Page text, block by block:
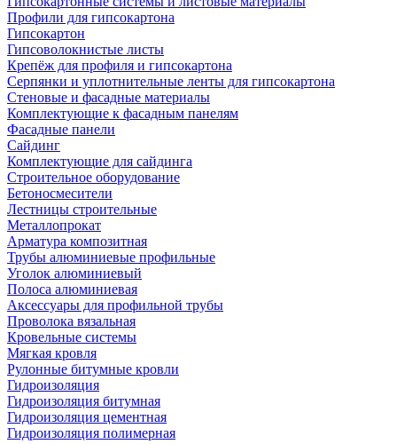
Профили для гипсокартона
Гипсокартон
Гипсоволокнистые листы
Крепёж для профиля и гипсокартона
Серпянки и уплотнительные ленты для гипсокартона
Стеновые и фасадные материалы
Комплектующие к фасадным панелям
Фасадные панели
Сайдинг
Комплектующие для сайдинга
Строительное оборудование
Бетоносмесители
Лестницы строительные
Металлопрокат
Арматура композитная
Трубы алюминиевые профильные
Уголок алюминиевый
Полоса алюминиевая
Аксессуары для профильной трубы
Проволока вязальная
Кровельные системы
Мягкая кровля
Рулонные битумные кровли
Гидроизоляция
Гидроизоляция битумная
Гидроизоляция цементная
Гидроизоляция полимерная